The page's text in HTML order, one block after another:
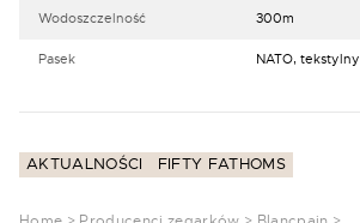
Wodoszczelność 300m
Pasek NATO, tekstylny
AKTUALNOŚCI FIFTY FATHOMS